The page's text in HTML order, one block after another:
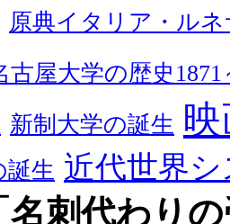
原典イタリア・ル
古屋大学の歴史1871
新制大学の誕生
誕生 近代世界
名刺代わり